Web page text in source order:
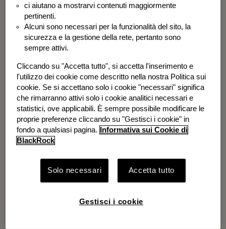
BSF Systematic World Equity Fund
BGF Systematic Global Equity High
Income Fund
ci aiutano a mostrarvi contenuti maggiormente
pertinenti.
Alcuni sono necessari per la funzionalità del sito, la
sicurezza e la gestione della rete, pertanto sono
sempre attivi.
Cliccando su "Accetta tutto", si accetta l'inserimento e
l'utilizzo dei cookie come descritto nella nostra Politica sui
cookie. Se si accettano solo i cookie "necessari" significa
che rimarranno attivi solo i cookie analitici necessari e
statistici, ove applicabili. È sempre possibile modificare le
proprie preferenze cliccando su "Gestisci i cookie" in
fondo a qualsiasi pagina.
Informativa sui Cookie di
BlackRock
Solo necessari Accetta tutto
Gestisci i cookie